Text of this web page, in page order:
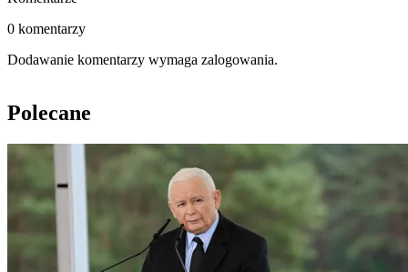
0 komentarzy
Dodawanie komentarzy wymaga zalogowania.
Polecane